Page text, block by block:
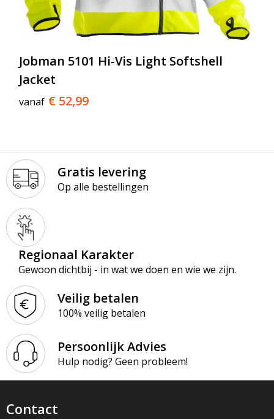
Jobman 5101 Hi-Vis Light Softshell
Jacket
vanaf € 52,99
Gratis levering
Op alle bestellingen
Regionaal Karakter
Gewoon dichtbij - in wat we doen en wie we zijn.
Veilig betalen
100% veilig betalen
Persoonlijk Advies
Hulp nodig? Geen probleem!
Contact